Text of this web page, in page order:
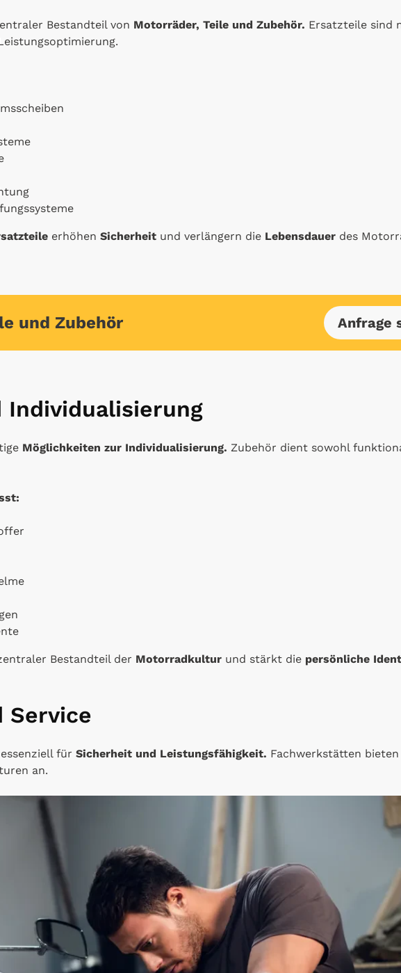
Bestandteil von Motorräder, Teile und Zubehör. Ersatzteile sind
erhöhen Sicherheit und verlängern die Lebensdauer des
und Zubehör Anfrage
Individualisierung
Möglichkeiten zur Individualisierung. Zubehör dient sowohl
Bestandteil der Motorradkultur und stärkt die persönliche
Service
für Sicherheit und Leistungsfähigkeit. Fachwerkstätten
an.